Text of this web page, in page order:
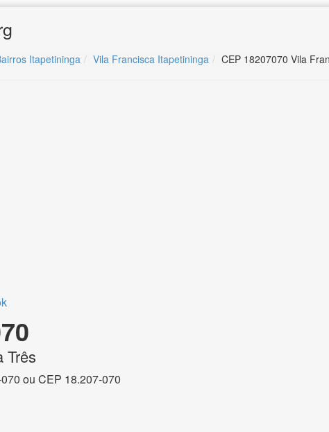
Itapetininga Vila Francisca Itapetininga CEP 18207070 Vila
Três
ou CEP 18.207-070